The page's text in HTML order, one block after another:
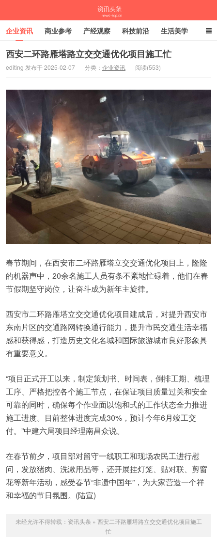
企业资讯 商业参考 产经观察 科技前沿 生活美学
时尚潮流 母婴亲子 专栏
西安二环路雁塔路立交交通优化项目施工忙
editing 发布于 2025-02-07 分类： 企业资讯 阅读(553)
春节期间，在西安市二环路雁塔立交交通优化项目上，隆隆
的机器声中，20余名施工人员有条不紊地忙碌着，他们在春
节假期坚守岗位，让奋斗成为新年主旋律。
西安市二环路雁塔立交交通优化项目建成后，对提升西安市
东南片区的交通路网转换通行能力，提升市民交通生活幸福
感和获得感，打造历史文化名城和国际旅游城市良好形象具
有重要意义。
“项目正式开工以来，制定策划书、时间表，倒排工期、梳理
工序、严格把控各个施工节点，在保证项目质量过关和安全
可靠的同时，确保每个作业面以饱和式的工作状态全力推进
施工进度。目前整体进度完成30%，预计今年6月竣工交
付。”中建六局项目经理南昌众说。
在春节前夕，项目部对留守一线职工和现场农民工进行慰
问，发放猪肉、洗漱用品等，还开展挂灯笼、贴对联、剪窗
花等新年活动，感受春节“非遗中国年”，为大家营造一个祥
和幸福的节日氛围。(陆宣)
未经允许不得转载： 资讯头条 » 西安二环路雁塔路立交交通优化项目施工
忙